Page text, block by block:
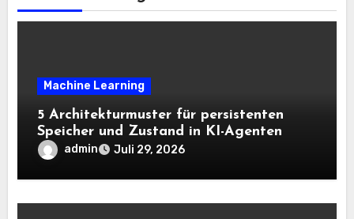
Machine Learning
5 Architekturmuster für persistenten
Speicher und Zustand in KI-Agenten
admin Juli 29, 2026